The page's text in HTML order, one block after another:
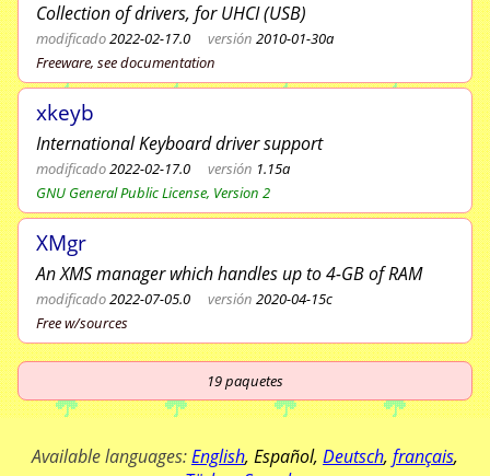
Collection of drivers, for UHCI (USB)
modificado2022-02-17.0 versión 2010-01-30a
Freeware, see documentation
xkeyb
International Keyboard driver support
modificado2022-02-17.0 versión 1.15a
GNU General Public License, Version 2
XMgr
An XMS manager which handles up to 4-GB of RAM
modificado2022-07-05.0 versión 2020-04-15c
Free w/sources
19paquetes
Available languages:English, Español, Deutsch, français,